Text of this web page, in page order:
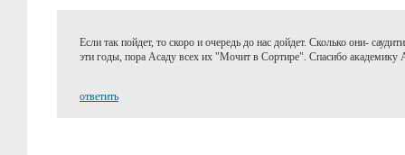
Если так пойдет, то скоро и очередь до нас дойдет. Сколько они-
эти годы, пора Асаду всех их "Мочит в Сортире". Спасибо академику
ответить